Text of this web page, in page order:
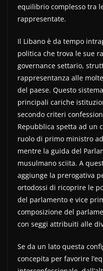
equilibrio complesso tra
rappresentate.
Il Libano è da tempo
politica che trova le sue
governance settario,
rappresentanza alle
del paese. Questo
principali cariche
secondo criteri
Repubblica spetta ad un
ruolo di primo ministro
mentre la guida del
musulmano sciita. A
aggiunge la prerogativa
ortodossi di ricoprire le
del parlamento e vice
composizione del
con seggi attribuiti alle
Se da un lato questa
concepita per favorire